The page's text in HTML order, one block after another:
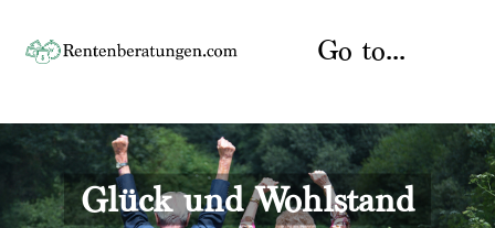
content
Go to...
Startseite
Rente
Über unsGlück und Wohlstand